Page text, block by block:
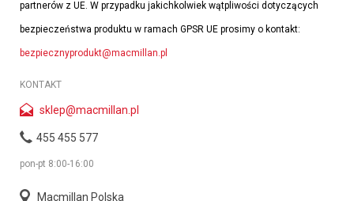
partnerów z UE. W przypadku jakichkolwiek wątpliwości dotyczących
bezpieczeństwa produktu w ramach GPSR UE prosimy o kontakt:
bezpiecznyprodukt@macmillan.pl
KONTAKT
sklep@macmillan.pl
455 455 577
pon-pt 8:00-16:00
Macmillan Polska